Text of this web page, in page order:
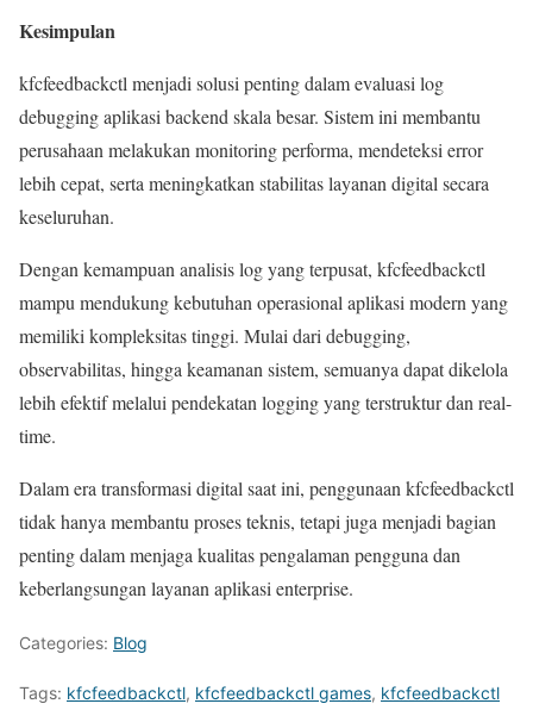
Kesimpulan
kfcfeedbackctl menjadi solusi penting dalam evaluasi log
debugging aplikasi backend skala besar. Sistem ini membantu
perusahaan melakukan monitoring performa, mendeteksi error
lebih cepat, serta meningkatkan stabilitas layanan digital secara
keseluruhan.
Dengan kemampuan analisis log yang terpusat, kfcfeedbackctl
mampu mendukung kebutuhan operasional aplikasi modern yang
memiliki kompleksitas tinggi. Mulai dari debugging,
observabilitas, hingga keamanan sistem, semuanya dapat dikelola
lebih efektif melalui pendekatan logging yang terstruktur dan real-
time.
Dalam era transformasi digital saat ini, penggunaan kfcfeedbackctl
tidak hanya membantu proses teknis, tetapi juga menjadi bagian
penting dalam menjaga kualitas pengalaman pengguna dan
keberlangsungan layanan aplikasi enterprise.
Categories: Blog
Tags: kfcfeedbackctl, kfcfeedbackctl games, kfcfeedbackctl